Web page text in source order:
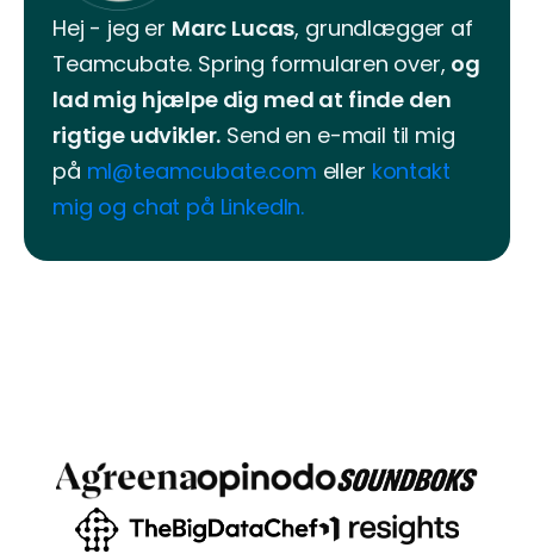
Hej - jeg er Marc Lucas, grundlægger af
Teamcubate. Spring formularen over, og
lad mig hjælpe dig med at finde den
rigtige udvikler. Send en e-mail til mig
på ml@teamcubate.com eller kontakt
mig og chat på Linkedln.